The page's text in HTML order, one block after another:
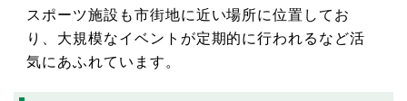
スポーツ施設も市街地に近い場所に位置してお
り、大規模なイベントが定期的に行われるなど活
気にあふれています。